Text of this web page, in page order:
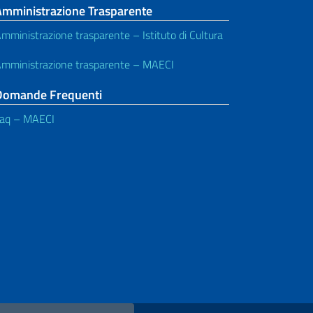
Trasparente
trasparente – Istituto di Cultura
trasparente – MAECI
Frequenti
– MAECI